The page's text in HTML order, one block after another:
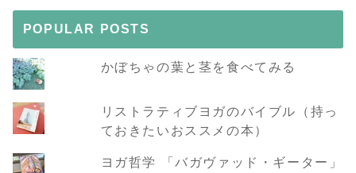
POPULAR POSTS
かぼちゃの葉と茎を食べてみる
リストラティブヨガのバイブル（持っ
ておきたいおススメの本）
ヨガ哲学 「バガヴァッド・ギーター」